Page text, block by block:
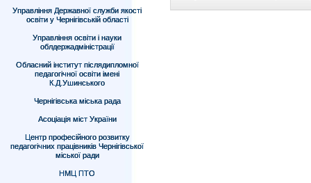
Управління Державної служби якості
освіти у Чернігівській області
Управління освіти і науки
облдержадміністрації
Обласний інститут післядипломної
педагогічної освіти імені
К.Д.Ушинського
Чернігівська міська рада
Асоціація міст України
Центр професійного розвитку
педагогічних працівників Чернігівської
міської ради
НМЦ ПТО